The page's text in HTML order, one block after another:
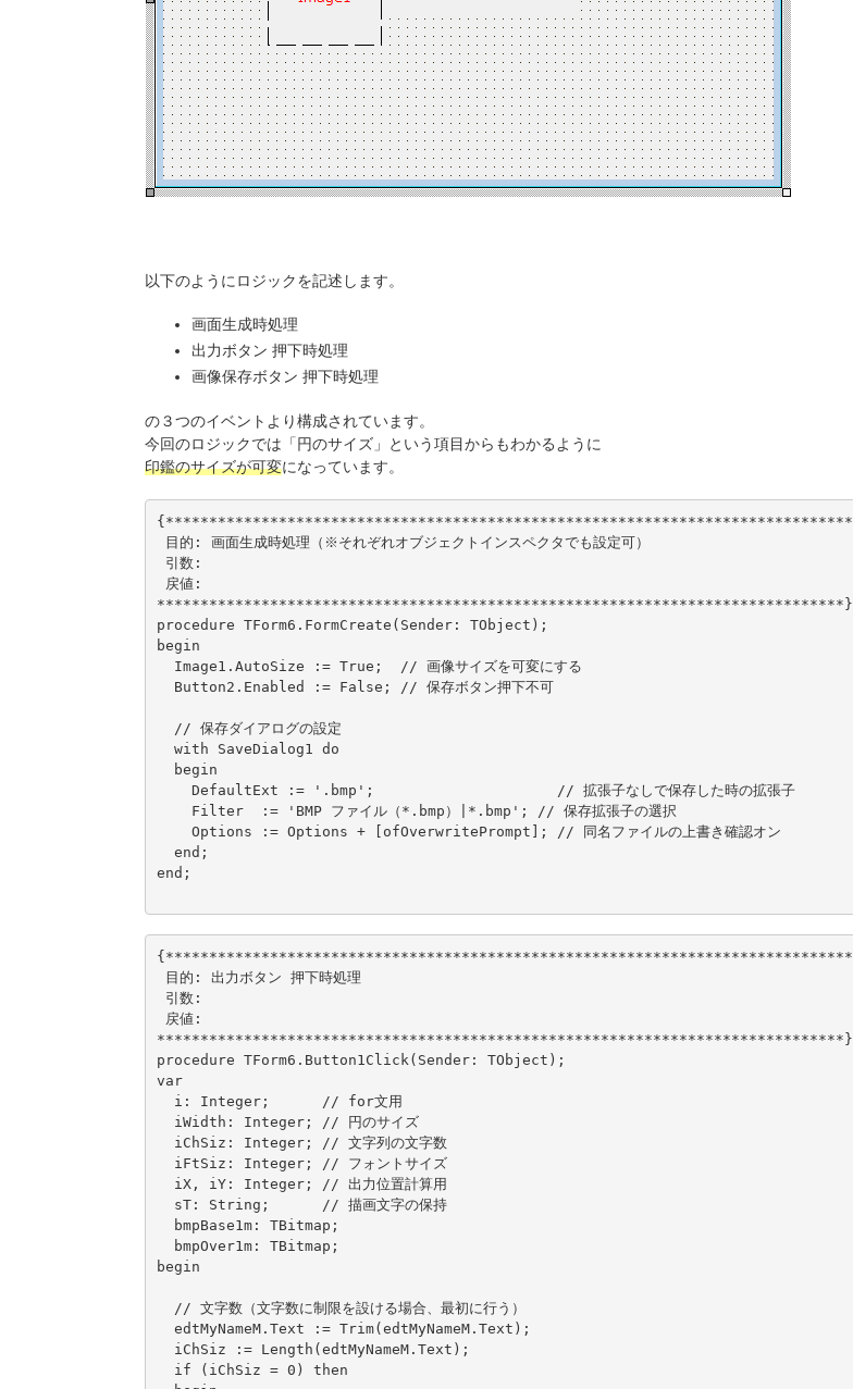
以下のようにロジックを記述します。
画面生成時処理
出力ボタン 押下時処理
画像保存ボタン 押下時処理
の３つのイベントより構成されています。
今回のロジックでは「円のサイズ」という項目からもわかるように
印鑑のサイズが可変になっています。
{*******************************************************************************
*******************************************************************************}
procedure TForm6.FormCreate(Sender: TObject);
begin
end;
{*******************************************************************************
*******************************************************************************}
procedure TForm6.Button1Click(Sender: TObject);
var
begin